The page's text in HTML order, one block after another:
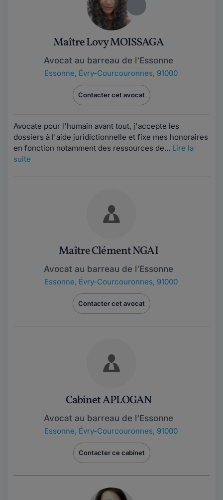
Maître Lovy MOISSAGA
Avocat au barreau de l'Essonne
Essonne, Évry-Courcouronnes, 91000
Contacter cet avocat
Avocate pour l'humain avant tout, j'accepte les
dossiers à l'aide juridictionnelle et fixe mes honoraires
en fonction notamment des ressources de... Lire la
suite
Maître Clément NGAI
Avocat au barreau de l'Essonne
Essonne, Évry-Courcouronnes, 91000
Contacter cet avocat
Cabinet APLOGAN
Avocat au barreau de l'Essonne
Essonne, Évry-Courcouronnes, 91000
Contacter ce cabinet